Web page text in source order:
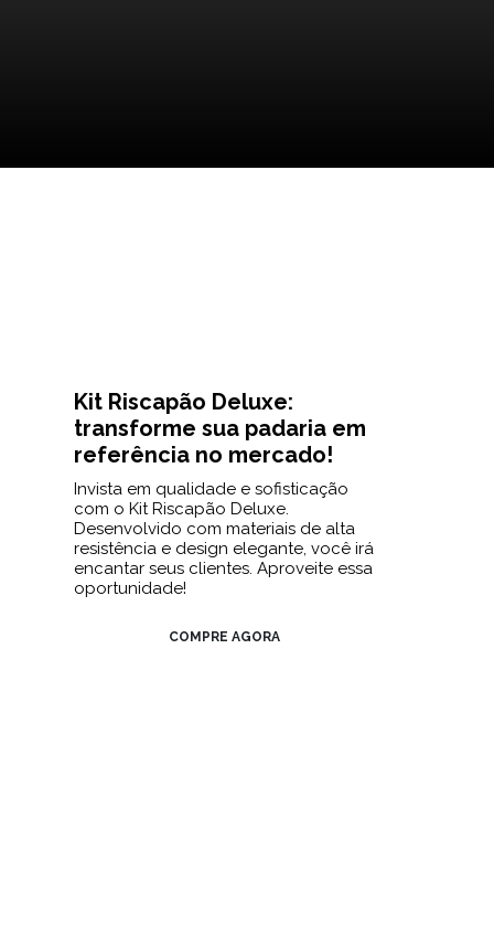
Kit Riscapão Deluxe:
transforme sua padaria em
referência no mercado!
Invista em qualidade e sofisticação
com o Kit Riscapão Deluxe.
Desenvolvido com materiais de alta
resistência e design elegante, você irá
encantar seus clientes. Aproveite essa
oportunidade!
COMPRE AGORA